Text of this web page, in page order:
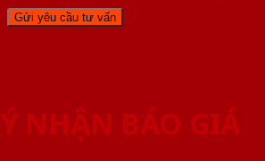
NHẬN BÁO GIÁ